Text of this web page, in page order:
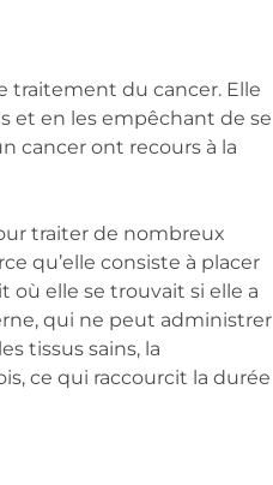
traitement du cancer. Elle
et en les empêchant de se
cancer ont recours à la
traiter de nombreux
qu’elle consiste à placer
où elle se trouvait si elle a
qui ne peut administrer
tissus sains, la
ce qui raccourcit la durée